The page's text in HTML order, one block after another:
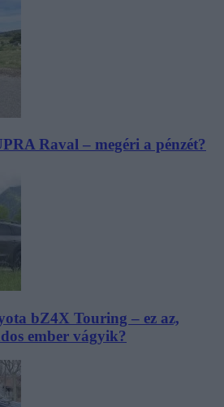
Raval – megéri a pénzét?
bZ4X Touring – ez az,
ember vágyik?